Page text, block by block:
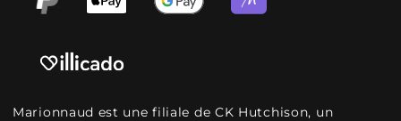
Marionnaud est une filiale de CK Hutchison, un